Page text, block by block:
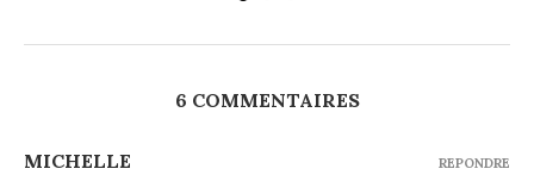
6 COMMENTAIRES
MICHELLE REPONDRE